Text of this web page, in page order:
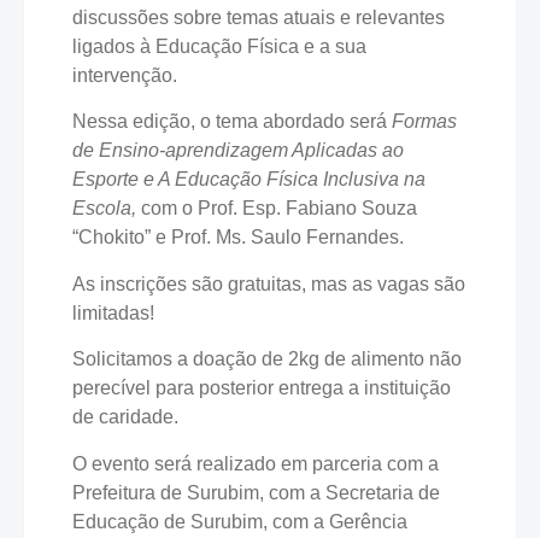
discussões sobre temas atuais e relevantes
ligados à Educação Física e a sua
intervenção.
Nessa edição, o tema abordado será Formas
de Ensino-aprendizagem Aplicadas ao
Esporte e A Educação Física Inclusiva na
Escola, com o Prof. Esp. Fabiano Souza
“Chokito” e Prof. Ms. Saulo Fernandes.
As inscrições são gratuitas, mas as vagas são
limitadas!
Solicitamos a doação de 2kg de alimento não
perecível para posterior entrega a instituição
de caridade.
O evento será realizado em parceria com a
Prefeitura de Surubim, com a Secretaria de
Educação de Surubim, com a Gerência